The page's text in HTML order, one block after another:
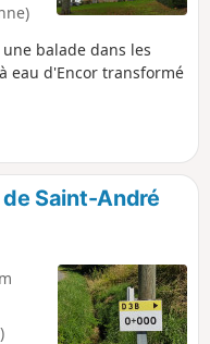
balade dans les
eau d'Encor transformé
Saint-André